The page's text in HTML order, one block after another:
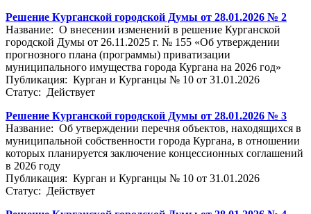
Решение Курганской городской Думы от 28.01.2026 № 2
Название: О внесении изменений в решение Курганской
городской Думы от 26.11.2025 г. № 155 «Об утверждении
прогнозного плана (программы) приватизации
муниципального имущества города Кургана на 2026 год»
Публикация: Курган и Курганцы № 10 от 31.01.2026
Статус: Действует
Решение Курганской городской Думы от 28.01.2026 № 3
Название: Об утверждении перечня объектов, находящихся в
муниципальной собственности города Кургана, в отношении
которых планируется заключение концессионных соглашений
в 2026 году
Публикация: Курган и Курганцы № 10 от 31.01.2026
Статус: Действует